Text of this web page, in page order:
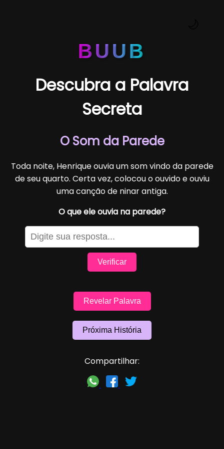
BUUB
Descubra a Palavra
Secreta
O Som da Parede
Toda noite, Henrique ouvia um som vindo da parede
de seu quarto. Certa vez, colocou o ouvido e ouviu
uma canção de ninar antiga.
O que ele ouvia na parede?
Verificar
Revelar Palavra
Próxima História
Compartilhar: